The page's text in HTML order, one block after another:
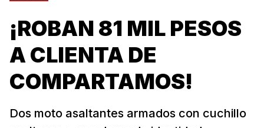
¡ROBAN 81 MIL PESOS
A CLIENTA DE
COMPARTAMOS!
Dos moto asaltantes armados con cuchillo